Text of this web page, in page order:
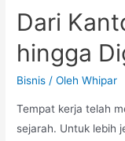
Dari
hingga
Bisnis / OlehWhipar
Tempat kerja telah
sejarah. Untuk lebih